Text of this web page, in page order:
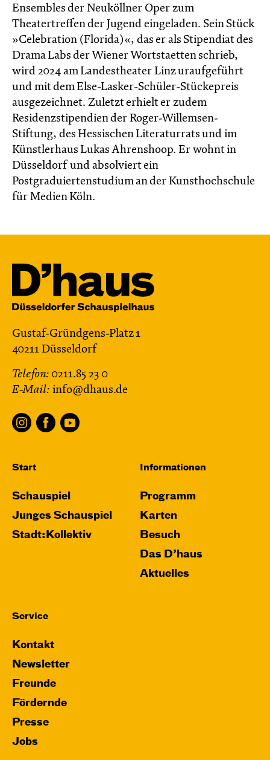
Ensembles der Neuköllner Oper zum
Theatertreffen der Jugend eingeladen. Sein Stück
»Celebration (Florida)«, das er als Stipendiat des
Drama Labs der Wiener Wortstaetten schrieb,
wird 2024 am Landestheater Linz uraufgeführt
und mit dem Else-Lasker-Schüler-Stückepreis
ausgezeichnet. Zuletzt erhielt er zudem
Residenzstipendien der Roger-Willemsen-
Stiftung, des Hessischen Literaturrats und im
Künstlerhaus Lukas Ahrenshoop. Er wohnt in
Düsseldorf und absolviert ein
Postgraduiertenstudium an der Kunsthochschule
für Medien Köln.
Gustaf-Gründgens-Platz 1
40211 Düsseldorf
Telefon: 0211.85 23 0
E-Mail: info@dhaus.de
Start
Schauspiel
Junges Schauspiel
Stadt:Kollektiv
Informationen
Programm
Karten
Besuch
Das D’haus
Aktuelles
Service
Kontakt
Newsletter
Freunde
Fördernde
Presse
Jobs